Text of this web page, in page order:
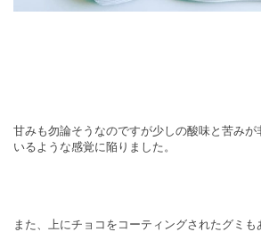
甘みも勿論そうなのですが少しの酸味と苦みが
いるような感覚に陥りました。
また、上にチョコをコーティングされたグミ